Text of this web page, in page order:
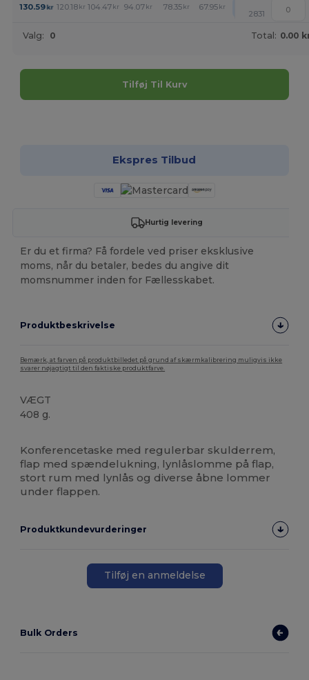
130.59kr 120.18 kr 104.47 kr 94.07 kr 78.35 kr 67.95 kr
2831
Valg: 0 Total: 0.00
Tilføj Til Kurv
Ekspres Tilbud
Hurtig levering
Er du et firma? Få fordele ved priser eksklusive
moms, når du betaler, bedes du angive dit
momsnummer inden for Fællesskabet.
Produktbeskrivelse
Bemærk, at farven på produktbilledet på grund af skærmkalibrering muligvis ikke
svarer nøjagtigt til den faktiske produktfarve.
VÆGT
408 g.
Konferencetaske med regulerbar skulderrem,
flap med spændelukning, lynlåslomme på flap,
stort rum med lynlås og diverse åbne lommer
under flappen.
Produktkundevurderinger
Tilføj en anmeldelse
Bulk Orders